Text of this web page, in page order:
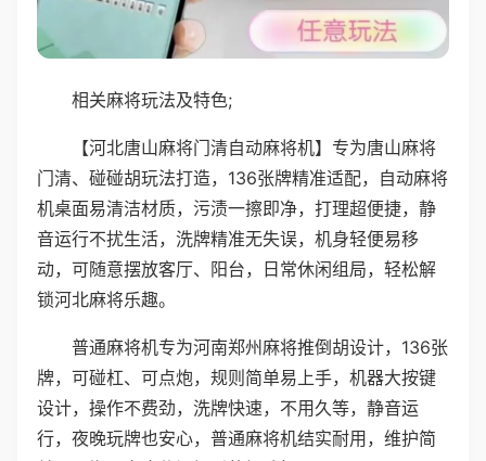
相关麻将玩法及特色;
【河北唐山麻将门清自动麻将机】专为唐山麻将
门清、碰碰胡玩法打造，136张牌精准适配，自动麻将
机桌面易清洁材质，污渍一擦即净，打理超便捷，静
音运行不扰生活，洗牌精准无失误，机身轻便易移
动，可随意摆放客厅、阳台，日常休闲组局，轻松解
锁河北麻将乐趣。
普通麻将机专为河南郑州麻将推倒胡设计，136张
牌，可碰杠、可点炮，规则简单易上手，机器大按键
设计，操作不费劲，洗牌快速，不用久等，静音运
行，夜晚玩牌也安心，普通麻将机结实耐用，维护简